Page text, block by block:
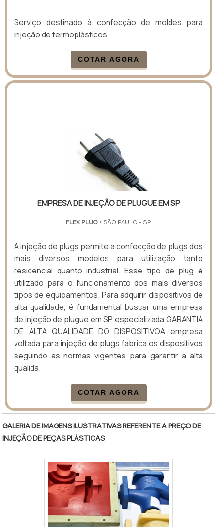
Serviço destinado à confecção de moldes para
injeção de termoplásticos.
COTAR AGORA
EMPRESA DE INJEÇÃO DE PLUGUE EM SP
FLEX PLUG / SÃO PAULO - SP
A injeção de plugs permite a confecção de plugs dos
mais diversos modelos para utilização tanto
residencial quanto industrial. Esse tipo de plug é
utilizado para o funcionamento dos mais diversos
tipos de equipamentos. Para adquirir dispositivos de
alta qualidade, é fundamental buscar uma empresa
de injeção de plugue em SP especializada.GARANTIA
DE ALTA QUALIDADE DO DISPOSITIVOA empresa
voltada para injeção de plugs fabrica os dispositivos
seguindo as normas vigentes para garantir a alta
qualida.
COTAR AGORA
GALERIA DE IMAGENS ILUSTRATIVAS REFERENTE A PREÇO DE
INJEÇÃO DE PEÇAS PLÁSTICAS